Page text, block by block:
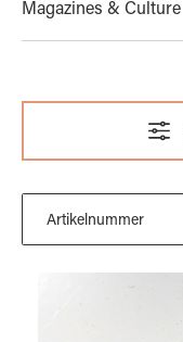
Magazines & Culture